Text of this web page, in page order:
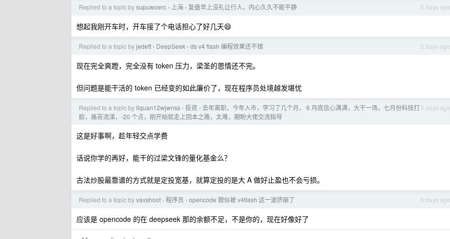
5 days ago
Replied to a topic bysupuwoerc › 上海 › 复盘早上没礼让行人，内心久久不能平静
想起我刚开车时，开车接了个电话担心了好几天😄
5 days ago
Replied to a topic byjedeft › DeepSeek › ds v4 flash 编程效果还不错
现在完全爽蹬，完全没有 token 压力，梁圣的恩情还不完。
但问题是能干活的 token 已经变的如此廉价了，现在程序员处境越发堪忧
5 days ago
Replied to a topic by liquan12wjwnss › 投资 › 去年离职，今年入市，学习了几个月， 6 月底信心满满，大干一场，七月份科技打
脸，痛苦流涕，-20 个点，刚开始就走上回本之路，太难，期盼大佬交流指导
这是好事啊，趁年轻交点学费
话说你学的再好，能干的过梁文锋的量化基金么？
古法炒股最靠谱的方式就是定投宽基，就算定投的是大 A 做好止盈也不会亏损。
6 days ago
Replied to a topic byvaxshoot › 程序员 › opencode 貌似被 v4flash 这一波挤崩了
应该是 opencode 的在 deepseek 那的余额不足，不是你的，现在好像好了